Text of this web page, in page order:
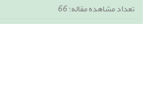
تعداد مشاهده مقاله:66